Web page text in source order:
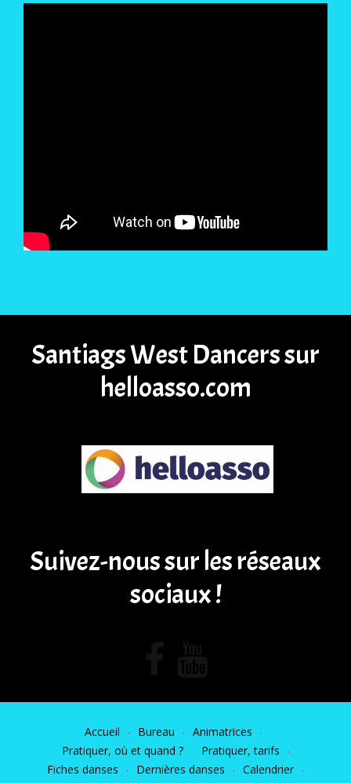
Santiags West Dancers sur
helloasso.com
Suivez-nous sur les réseaux
sociaux !
Accueil Bureau
Animatrices
Pratiquer, où et quand ?
Pratiquer, tarifs
Fiches danses
Dernières danses
Calendrier